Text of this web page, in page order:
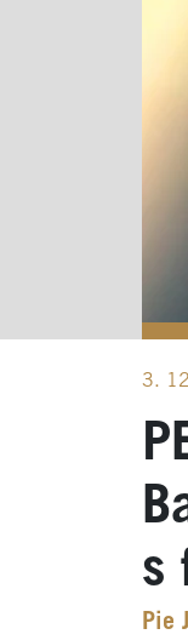
3.
s
Pie